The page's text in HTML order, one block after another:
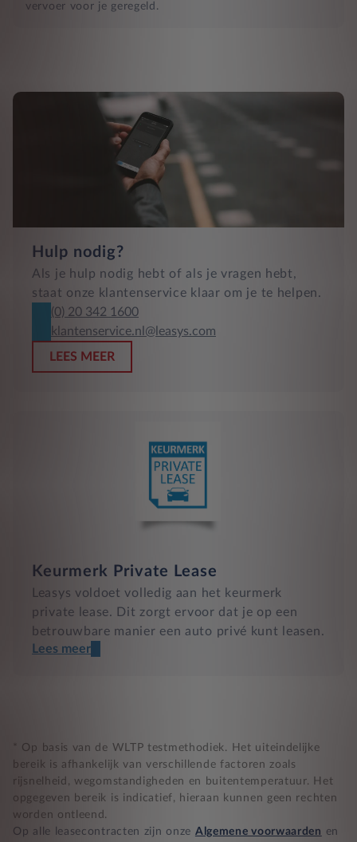
vervoer voor je geregeld.
Hulp nodig?
Als je hulp nodig hebt of als je vragen hebt,
staat onze klantenservice klaar om je te helpen.
(0) 20 342 1600
klantenservice.nl@leasys.com
LEES MEER
Keurmerk Private Lease
Leasys voldoet volledig aan het keurmerk
private lease. Dit zorgt ervoor dat je op een
betrouwbare manier een auto privé kunt leasen.
Nooit te hoge financiële lasten
BB 14 dagen bedenktijd
Zekerheid bij klachten
Lees meer
* Op basis van de WLTP testmethodiek. Het uiteindelijke
bereik is afhankelijk van verschillende factoren zoals
rijsnelheid, wegomstandigheden en buitentemperatuur. Het
opgegeven bereik is indicatief, hieraan kunnen geen rechten
worden ontleend.
Op alle leasecontracten zijn onze Algemene voorwaarden en